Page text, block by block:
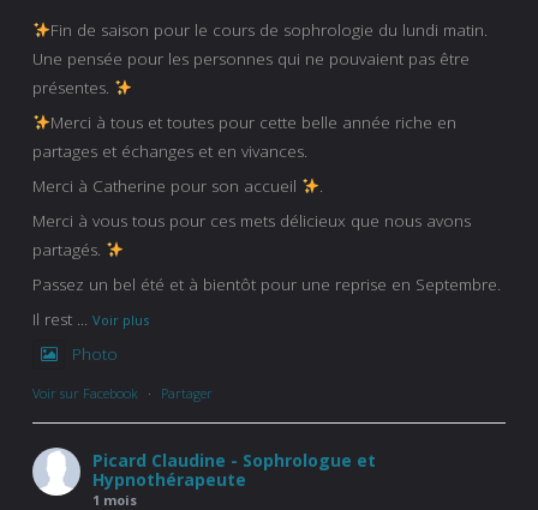
Fin de saison pour le cours de sophrologie du lundi matin.
Une pensée pour les personnes qui ne pouvaient pas être
présentes.
Merci à tous et toutes pour cette belle année riche en
partages et échanges et en vivances.
Merci à Catherine pour son accueil
.
Merci à vous tous pour ces mets délicieux que nous avons
partagés.
Passez un bel été et à bientôt pour une reprise en Septembre.
Il rest ... Voir plus
Photo
Voir sur Facebook · Partager
Picard Claudine - Sophrologue et
Hypnothérapeute
1 mois